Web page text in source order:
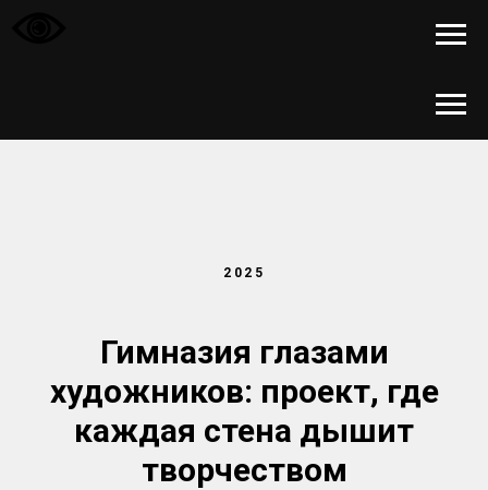
2025
Гимназия глазами
художников: проект, где
каждая стена дышит
творчеством